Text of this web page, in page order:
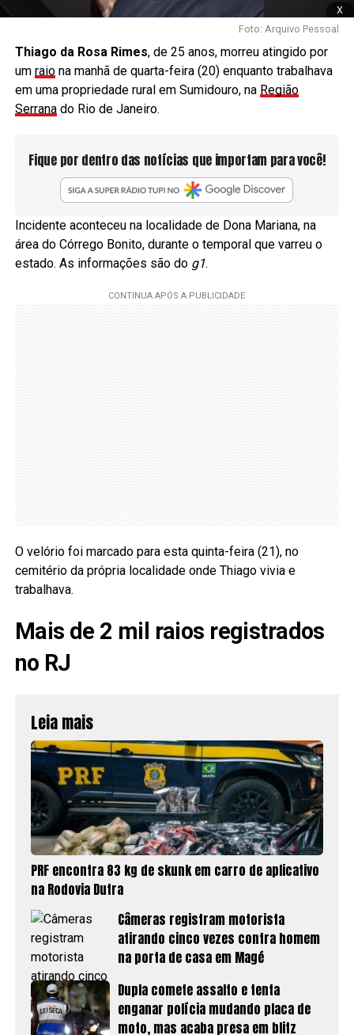
x
Foto: Arquivo Pessoal
Thiago da Rosa Rimes, de 25 anos, morreu atingido por
um raiona manhã de quarta-feira (20) enquanto trabalhava
em uma propriedade rural em Sumidouro, na Região
Serranado Rio de Janeiro.
Fique por dentro das notícias que importam para você!
Incidente aconteceu na localidade de Dona Mariana, na
área do Córrego Bonito, durante o temporal que varreu o
estado. As informações são do g1.
O velório foi marcado para esta quinta-feira (21), no
cemitério da própria localidade onde Thiago vivia e
trabalhava.
Mais de 2 mil raios registrados
no RJ
Leia mais
PRF encontra 83 kg de skunk em carro de aplicativo
na Rodovia Dutra
Câmeras registram motorista
atirando cinco vezes contra homem
na porta de casa em Magé
Dupla comete assalto e tenta
enganar polícia mudando placa de
moto, mas acaba presa em blitz